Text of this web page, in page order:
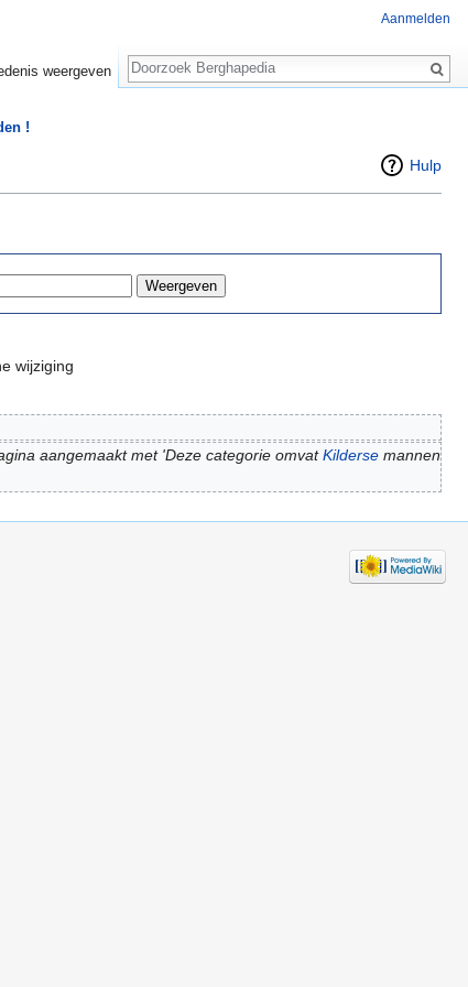
!
Hulp
wijziging
aangemaakt met 'Deze categorie omvatKildersemannen
Aanmelden
weergeven
Zoeken